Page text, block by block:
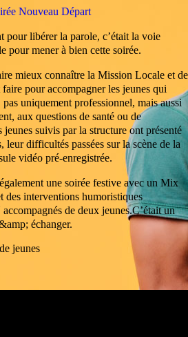
à 12:15
à
à 12:15
à
à
pour libérer la parole, c’était la voie
pour mener à bien cette soirée.
mieux connaître la Mission Locale et de
pour accompagner les jeunes qui
uniquement professionnel, mais aussi
aux questions de santé ou de
suivis par la structure ont présenté
leur difficultés passées sur la scène de la
vidéo pré-enregistrée.
une soirée festive avec un Mix
interventions humoristiques
de deux jeunes.C’était un
échanger.
jeunes